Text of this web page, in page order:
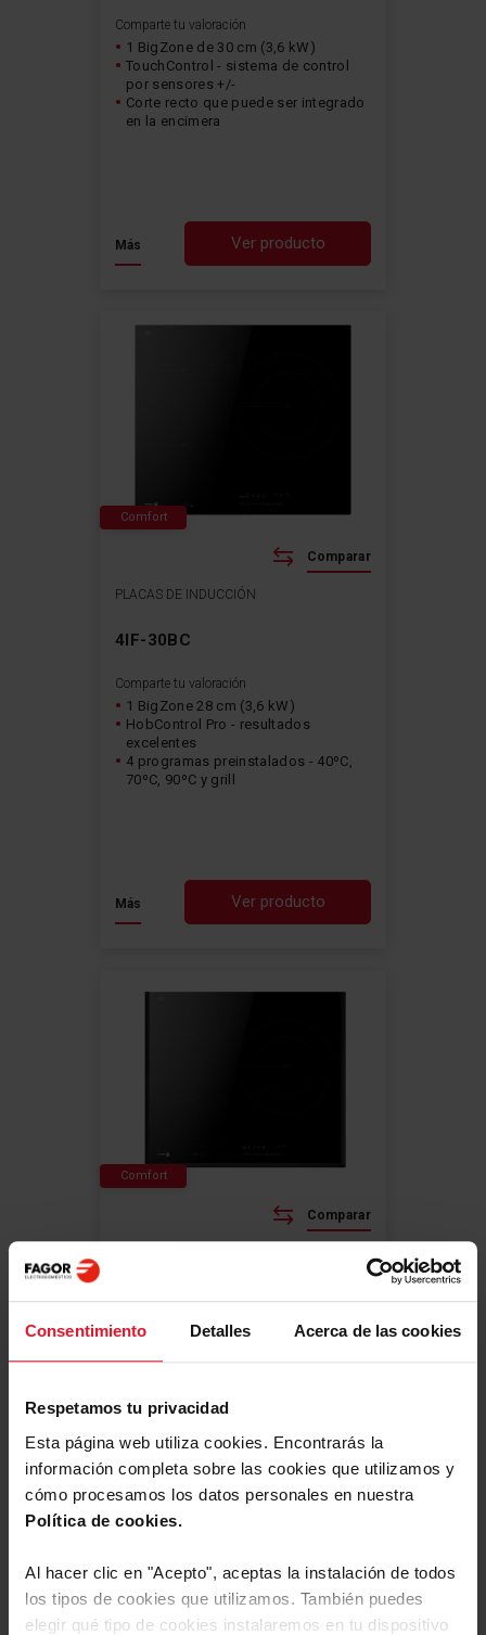
Consentimiento Detalles Acerca de las cookies
Respetamos tu privacidad
Esta página web utiliza cookies. Encontrarás la
información completa sobre las cookies que utilizamos y
cómo procesamos los datos personales en nuestra
Política de cookies.
Al hacer clic en "Acepto", aceptas la instalación de todos
los tipos de cookies que utilizamos. También puedes
elegir qué tipo de cookies instalaremos en tu dispositivo
Ver producto
Más
Comparte tu valoración
1 BigZone de 30 cm (3,6 kW)
TouchControl - sistema de control
por sensores +/-
Corte recto que puede ser integrado
en la encimera
PLACAS DE INDUCCIÓN
4IF-30BC
Ver producto
Más
Comparte tu valoración
1 BigZone 28 cm (3,6 kW)
HobControl Pro - resultados
excelentes
4 programas preinstalados - 40ºC,
70ºC, 90ºC y grill
Comparar
Comfort
4IF-30B3S
Comparte tu valoración
4 programas pré-instalados - 40ºC,
HobControl Pro - excelentes
resultados
1 BigZone 28 cm (3,6 kW)
Comparar
Comfort